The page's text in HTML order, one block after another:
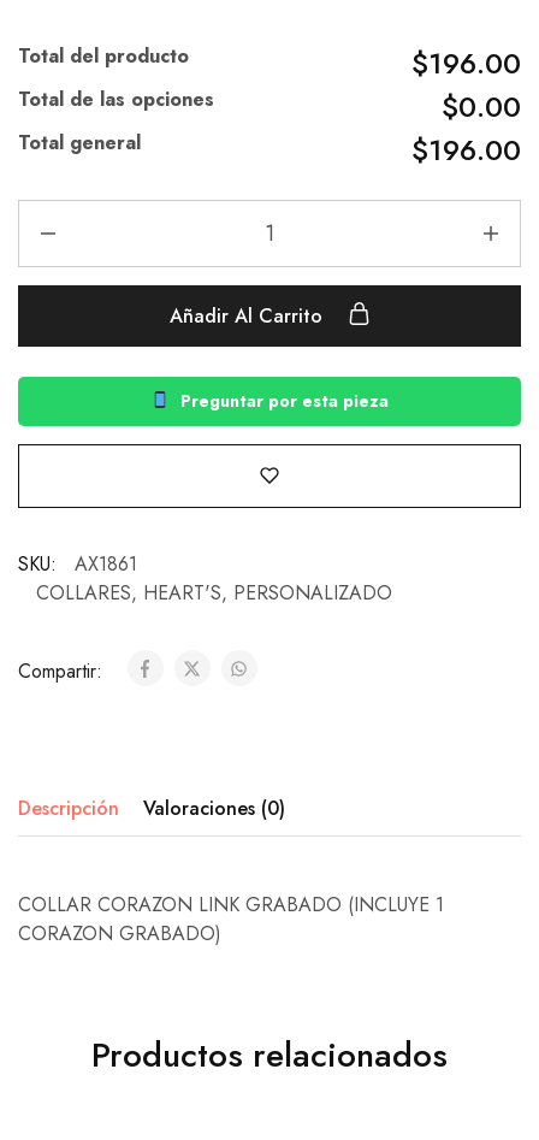
Total del producto $196.00
Total de las opciones $0.00
Total general $196.00
Añadir Al Carrito
Preguntar por esta pieza
SKU:
AX1861
COLLARES, HEART'S, PERSONALIZADO
Compartir:
Descripción Valoraciones (0)
COLLAR CORAZON LINK GRABADO (INCLUYE 1
CORAZON GRABADO)
Productos relacionados